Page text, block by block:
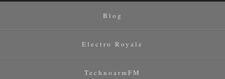
Blog
Electro Royale
TechnoarmFM